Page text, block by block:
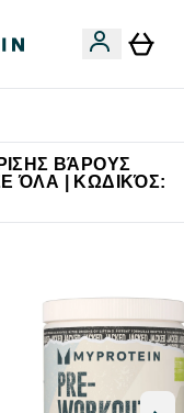
ΒΆΡΟΥΣ
ΌΛΑ | ΚΩΔΙΚΌΣ: